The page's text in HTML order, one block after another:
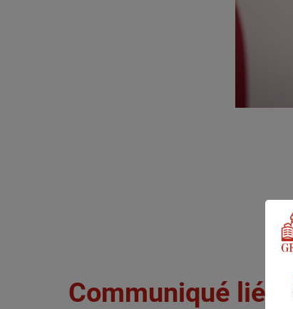
Communiqué lié